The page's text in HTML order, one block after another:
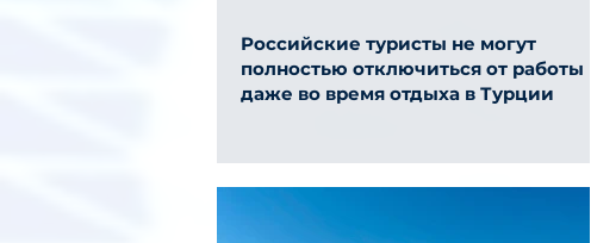
Российские туристы не могут
полностью отключиться от работы
даже во время отдыха в Турции